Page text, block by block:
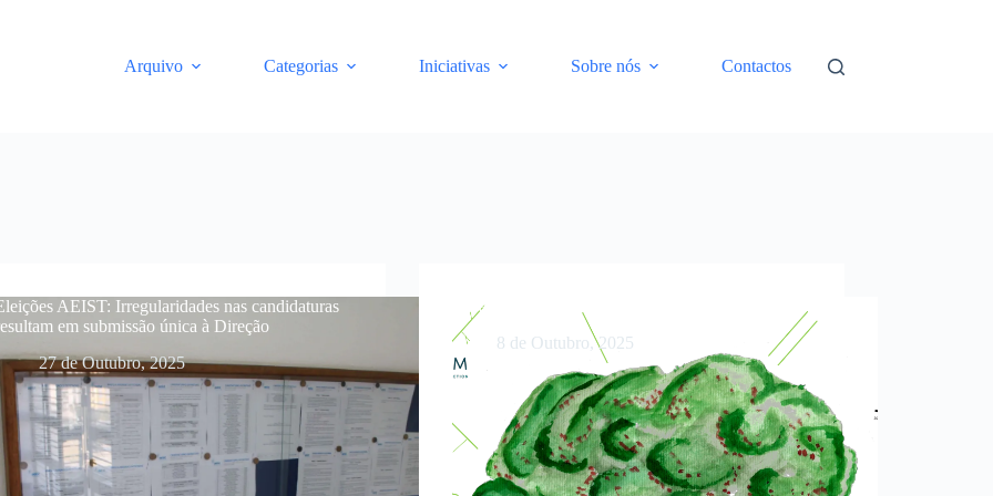
Arquivo Categorias Iniciativas Sobre nós Contactos
AEIST: Irregularidades nas candidaturas
em submissão única à Direção
27 de Outubro, 2025
Do alcatrão ao verde: nasce a Minifloresta do IST
8 de Outubro, 2025